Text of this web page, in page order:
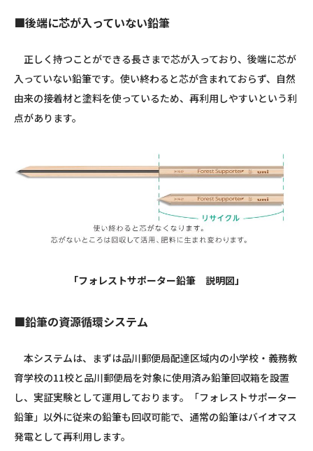
■後端に芯が入っていない鉛筆
正しく持つことができる長さまで芯が入っており、後端に芯が
入っていない鉛筆です。使い終わると芯が含まれておらず、自然
由来の接着材と塗料を使っているため、再利用しやすいという利
点があります。
「フォレストサポーター鉛筆 説明図」
■鉛筆の資源循環システム
本システムは、まずは品川郵便局配達区域内の小学校・義務教
育学校の11校と品川郵便局を対象に使用済み鉛筆回収箱を設置
し、実証実験として運用しております。「フォレストサポーター
鉛筆」以外に従来の鉛筆も回収可能で、通常の鉛筆はバイオマス
発電として再利用します。